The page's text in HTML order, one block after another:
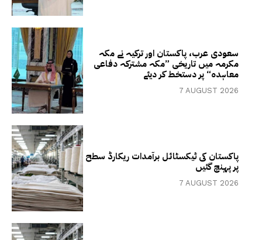
سعودی عرب، پاکستان اور ترکیہ نے مکہ
مکرمہ میں تاریخی ”مکہ مشترکہ دفاعی
معاہدہ“ پر دستخط کر دیئے
7 AUGUST 2026
پاکستان کی ٹیکسٹائل برآمدات ریکارڈ سطح
پر پہنچ گئیں
7 AUGUST 2026